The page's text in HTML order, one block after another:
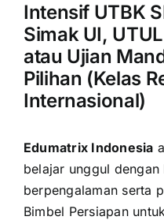
Intensif UTBK
Simak UI,
atau Ujian
Pilihan (Kelas
Internasional)
Edumatrix Indonesia
belajar unggul dengan
berpengalaman serta
Bimbel Persiapan